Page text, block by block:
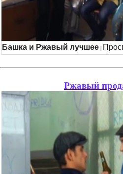
Башка и Ржавый лучшее
Ржавый